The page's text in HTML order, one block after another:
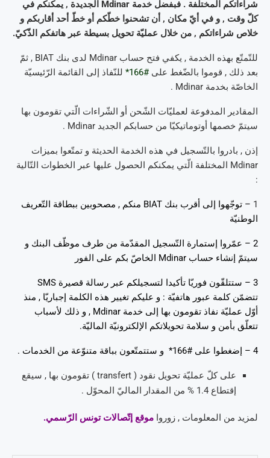
شراءاتكم المختلفة . فبفضل خدمة Mdinar الجديدة , يمكنكم في
كلّ وقت , و في أيّ مكان , أن تشحنوا خطّكم أو خطّ أحد أقاربكم و
خلاص شراءاتكم , من خلال عمليّة تحويل بسيطة عبر هاتفكم الذّكيّ.
للتّمتّع بهذه الخدمة , يكفي فتح حساب Mdinar لدى بنك BIAT , ثمّ
بعد ذلك , قوموا بالضّغط على #166*
للنّفاذ إلى القائمة الرّئيسيّة
الخاصّة بخدمة Mdinar .
المقادير المدفوعة لعمليّات الشّحن أو الشّراءات الّتي تقومون بها
سيتمّ خصمها أوتوماتيكيّا من حسابكم الجديد Mdinar .
إذن , بادروا بالتّسجيل في هذه الخدمة الحديثة و تمتّعوا بميزات
Mdinar المختلفة الّتي يمكنكم الحصول عليها عبر الخطوات التّالية
:
1
– توجّهوا إلى أقرب بنك BIAT منكم , مصحوبين ببطاقة التّعريف
الوطنيّة
2 – عمّروا إستمارة التّسجيل المقدّمة من طرف موظّف البنك و
سيتمّ إنشاء حساب Mdinar الخاصّ بكم على الفور
3 – ستتلقّون فوريّا تأكيدا لتسجيلكم عبر رسالة قصيرة SMS
تتضمّن كلمة عبور هاتفيّة : و عليكم تغيير هذه الكلمة إجباريّا , منذ
أوّل عمليّة نفاذ تقومون بها إلى خدمة Mdinar , و ذلك لأسباب
تتعلّق بأمن و سلامة تحويلاتكم الإلكترونيّة الماليّة.
4 – إضغطوا على #166* و ستتمتّعون بباقة متنوّعة من الخدمات .
على كلّ عمليّة تحويل نقود ( transfert ) تقومون بها , سيقع
إقتطاع 1.4 % من المقدار الماليّ المحوّل .
لمزيد من المعلومات , زوروا موقع إتّصالات تونس الرّسمي.